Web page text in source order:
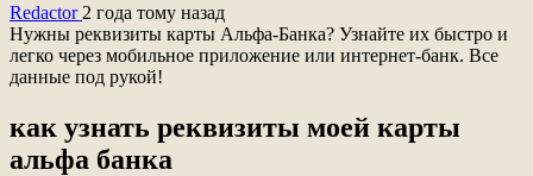
Redactor 2 года тому назад
Нужны реквизиты карты Альфа-Банка? Узнайте их быстро и
легко через мобильное приложение или интернет-банк. Все
данные под рукой!
как узнать реквизиты моей карты
альфа банка